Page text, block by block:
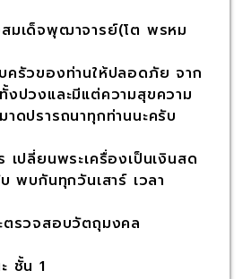
มเด็จพุฒาจารย์(โต พรหม
ครัวของท่านให้ปลอดภัย จาก
ปวงและมีแต่ความสุขความ
ดปรารถนาทุกท่านนะครับ
เปลี่ยนพระเครื่องเป็นเงินสด
พบกันทุกวันเสาร์ เวลา
ตรวจสอบวัตถุมงคล
ชั้น 1